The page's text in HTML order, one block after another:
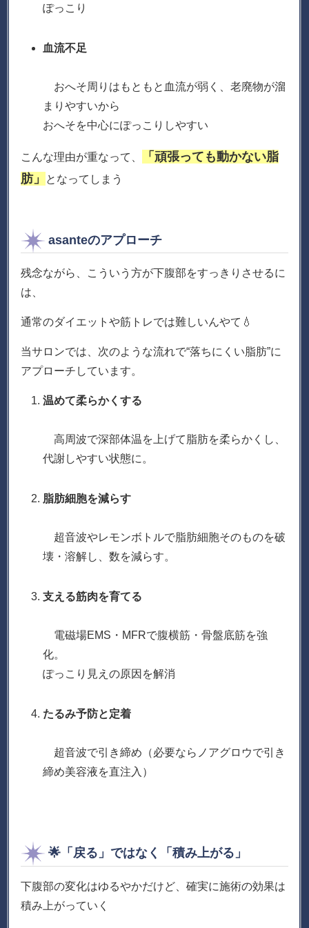
ぽっこり
血流不足
おへそ周りはもともと血流が弱く、老廃物が溜
まりやすいから
おへそを中心にぽっこりしやすい
こんな理由が重なって、
「頑張っても動かない脂
肪」
となってしまう
asanteのアプローチ
残念ながら、こういう方が下腹部をすっきりさせるに
は、
通常のダイエットや筋トレでは難しいんやて💧
当サロンでは、次のような流れで“落ちにくい脂肪”に
アプローチしています。
温めて柔らかくする
高周波で深部体温を上げて脂肪を柔らかくし、
代謝しやすい状態に。
脂肪細胞を減らす
超音波やレモンボトルで脂肪細胞そのものを破
壊・溶解し、数を減らす。
支える筋肉を育てる
電磁場EMS・MFRで腹横筋・骨盤底筋を強
化。
ぽっこり見えの原因を解消
たるみ予防と定着
超音波で引き締め（必要ならノアグロウで引き
締め美容液を直注入）
🌟「戻る」ではなく「積み上がる」
下腹部の変化はゆるやかだけど、確実に施術の効果は
積み上がっていく